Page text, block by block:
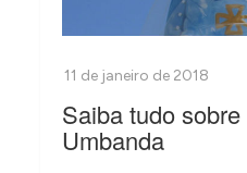
Saiba tudo
Umbanda